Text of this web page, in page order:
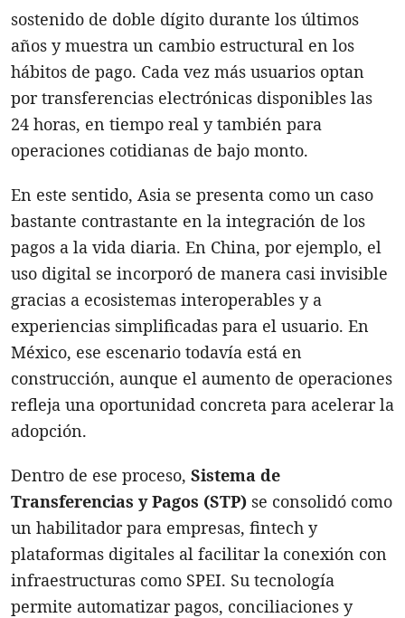
sostenido de doble dígito durante los últimos
años y muestra un cambio estructural en los
hábitos de pago. Cada vez más usuarios optan
por transferencias electrónicas disponibles las
24 horas, en tiempo real y también para
operaciones cotidianas de bajo monto.
En este sentido, Asia se presenta como un caso
bastante contrastante en la integración de los
pagos a la vida diaria. En China, por ejemplo, el
uso digital se incorporó de manera casi invisible
gracias a ecosistemas interoperables y a
experiencias simplificadas para el usuario. En
México, ese escenario todavía está en
construcción, aunque el aumento de operaciones
refleja una oportunidad concreta para acelerar la
adopción.
Dentro de ese proceso, Sistema de
Transferencias y Pagos (STP) se consolidó como
un habilitador para empresas, fintech y
plataformas digitales al facilitar la conexión con
infraestructuras como SPEI. Su tecnología
permite automatizar pagos, conciliaciones y